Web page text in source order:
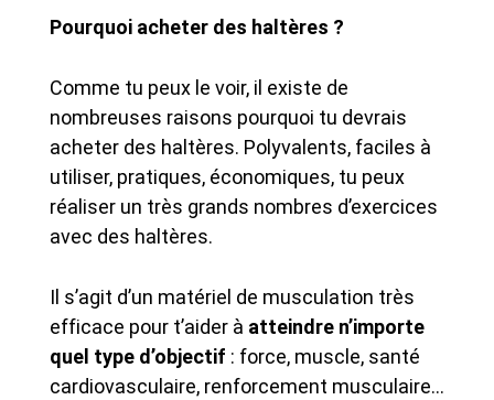
Pourquoi acheter des haltères ?
Comme tu peux le voir, il existe de
nombreuses raisons pourquoi tu devrais
acheter des haltères. Polyvalents, faciles à
utiliser, pratiques, économiques, tu peux
réaliser un très grands nombres d’exercices
avec des haltères.
Il s’agit d’un matériel de musculation très
efficace pour t’aider à atteindre n’importe
quel type d’objectif : force, muscle, santé
cardiovasculaire, renforcement musculaire…